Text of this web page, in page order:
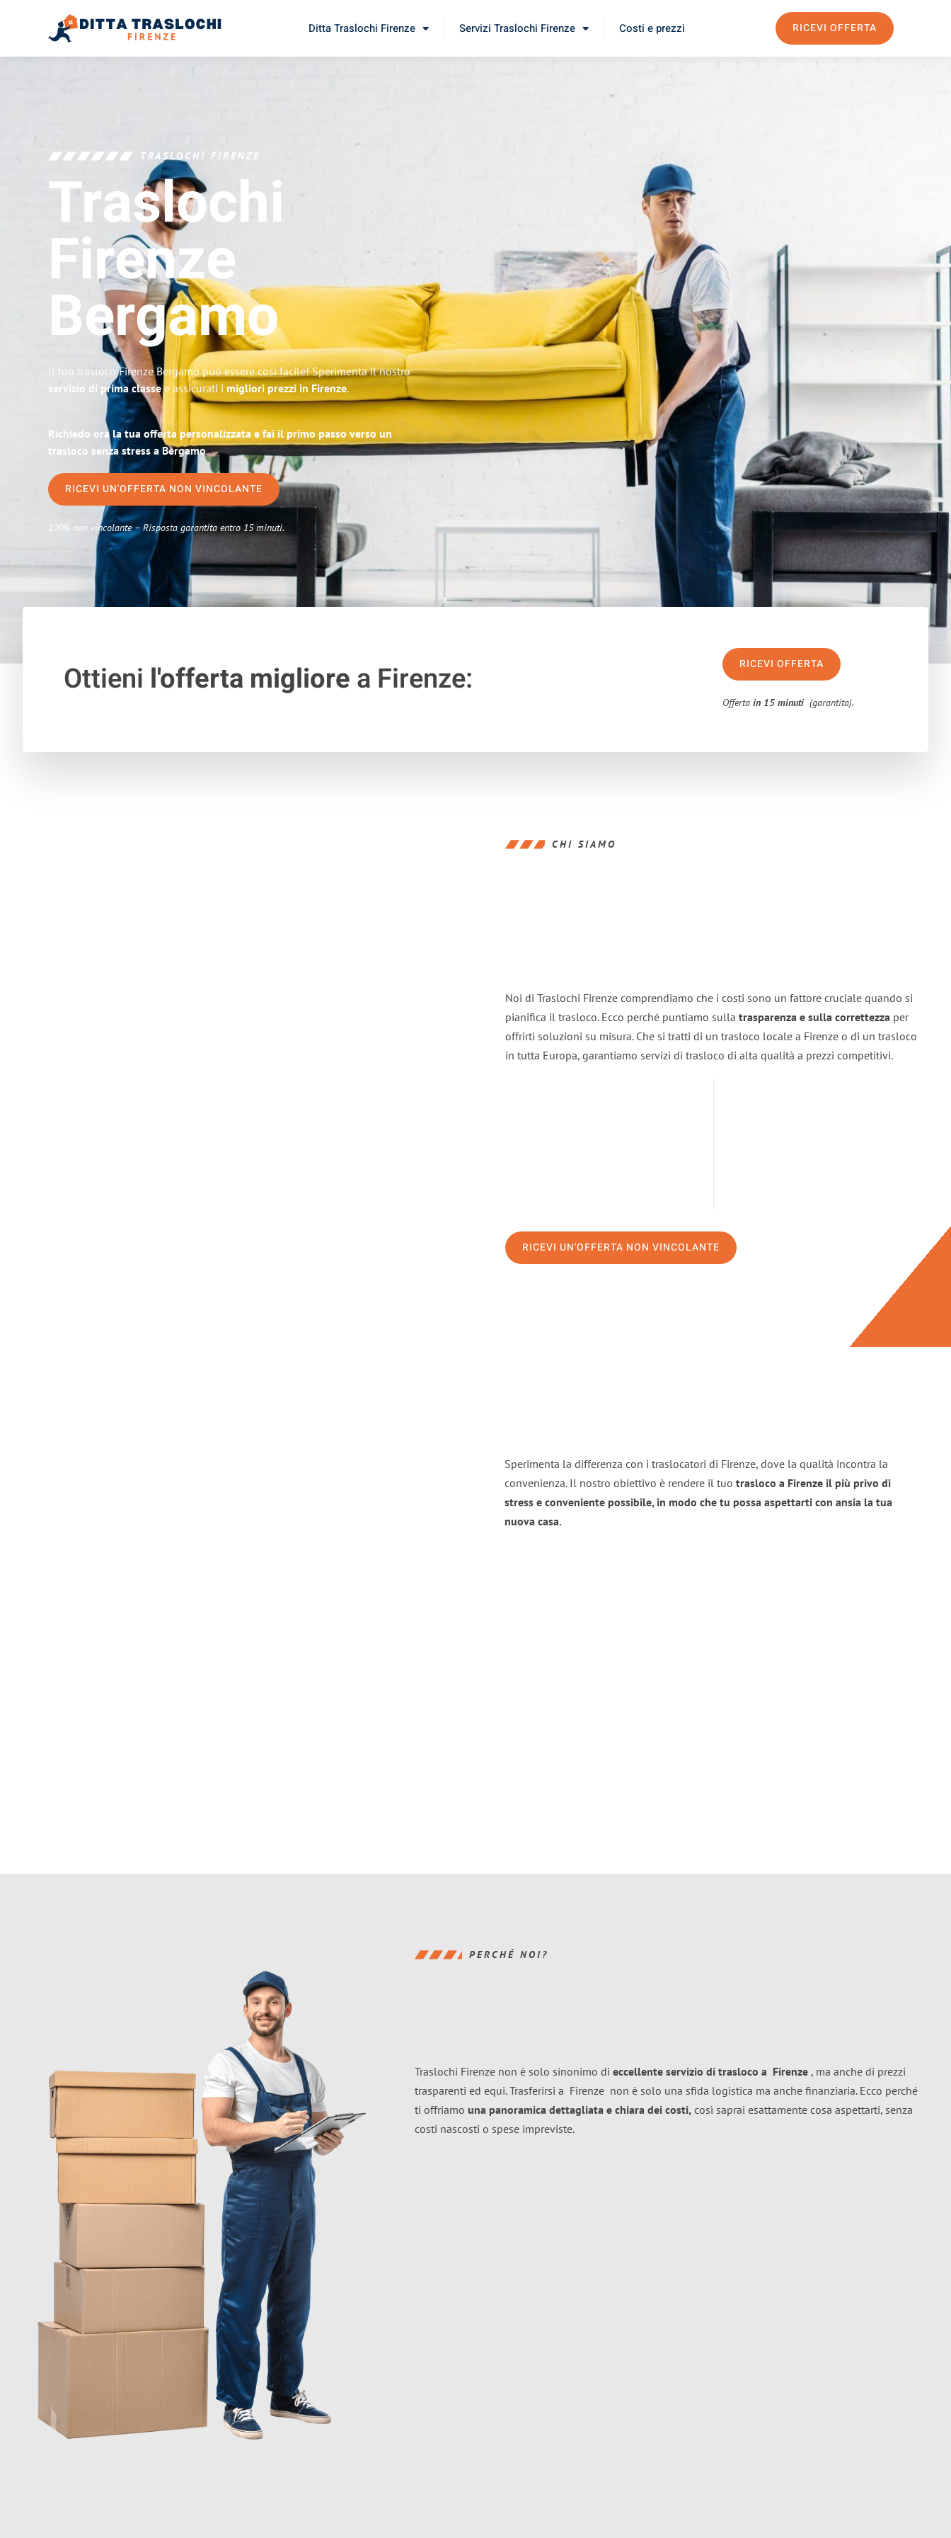
Ditta Traslochi Firenze Servizi Traslochi Firenze Costi e prezzi RICEVI OFFERTA
TRASLOCHI FIRENZE
Traslochi
Firenze
Bergamo
Il tuo trasloco Firenze Bergamo può essere così facile! Sperimenta il nostro
servizio di prima classee assicurati i migliori prezzi in Firenze.
Richiedo ora la tua offerta personalizzata e fai il primo passo verso un
trasloco senza stress a Bergamo
RICEVI UN'OFFERTA NON VINCOLANTE
100% non vincolante – Risposta garantita entro 15 minuti.
Ottieni l'offerta migliorea Firenze: RICEVI OFFERTA
Offertain 15 minuti (garantita).
CHI SIAMO
Noi di Traslochi Firenze comprendiamo che i costi sono un fattore cruciale quando si
pianifica il trasloco. Ecco perché puntiamo sulla trasparenza e sulla correttezza per
offrirti soluzioni su misura. Che si tratti di un trasloco locale a Firenze o di un trasloco
in tutta Europa, garantiamo servizi di trasloco di alta qualità a prezzi competitivi.
RICEVI UN'OFFERTA NON VINCOLANTE
Sperimenta la differenza con i traslocatori di Firenze, dove la qualità incontra la
convenienza. Il nostro obiettivo è rendere il tuo trasloco a Firenze il più privo di
stress e conveniente possibile, in modo che tu possa aspettarti con ansia la tua
nuova casa.
PERCHÉ NOI?
Traslochi Firenze non è solo sinonimo di eccellente servizio di trasloco a Firenze , ma anche di prezzi
trasparenti ed equi. Trasferirsi a Firenze non è solo una sfida logistica ma anche finanziaria. Ecco perché
ti offriamo una panoramica dettagliata e chiara dei costi, così saprai esattamente cosa aspettarti, senza
costi nascosti o spese impreviste.